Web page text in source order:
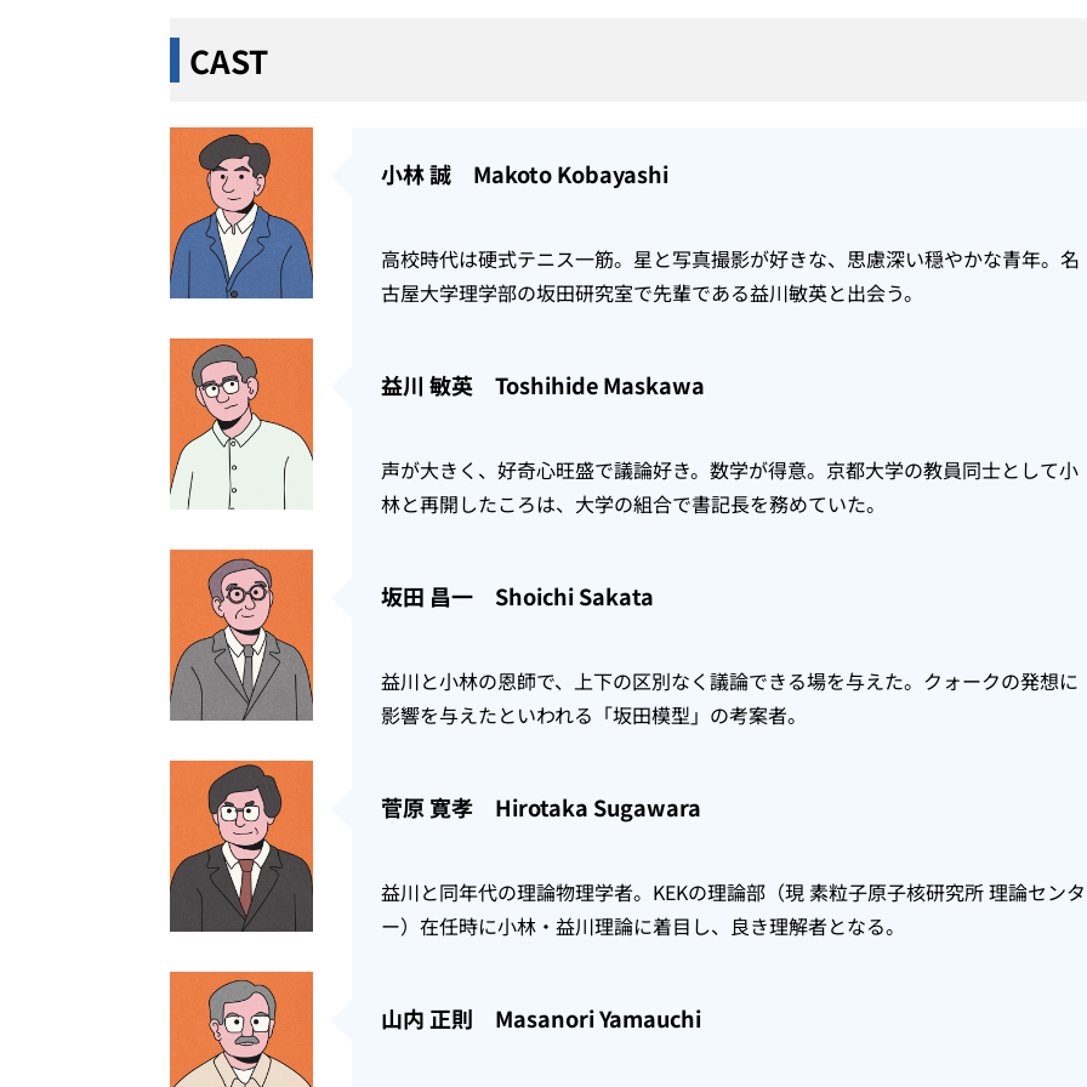
CAST
小林 誠 Makoto Kobayashi
高校時代は硬式テニス一筋。星と写真撮影が好きな、思慮深い穏やかな青年。名
古屋大学理学部の坂田研究室で先輩である益川敏英と出会う。
益川 敏英 Toshihide Maskawa
声が大きく、好奇心旺盛で議論好き。数学が得意。京都大学の教員同士として小
林と再開したころは、大学の組合で書記長を務めていた。
坂田 昌一 Shoichi Sakata
益川と小林の恩師で、上下の区別なく議論できる場を与えた。クォークの発想に
影響を与えたといわれる「坂田模型」の考案者。
菅原 寛孝 Hirotaka Sugawara
益川と同年代の理論物理学者。KEKの理論部（現 素粒子原子核研究所 理論センタ
ー）在任時に小林・益川理論に着目し、良き理解者となる。
山内 正則 Masanori Yamauchi